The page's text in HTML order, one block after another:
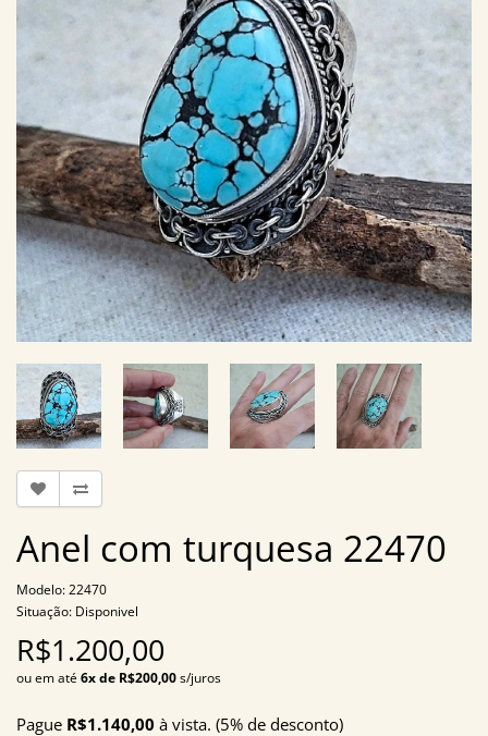
Anel com turquesa 22470
Modelo: 22470
Situação: Disponivel
R$1.200,00
ou em até6x de R$200,00s/juros
Pague R$1.140,00 à vista. (5% de desconto)